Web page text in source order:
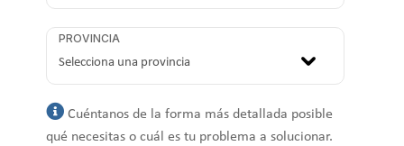
PROVINCIA
Cuéntanos de la forma más detallada posible
qué necesitas o cuál es tu problema a solucionar.